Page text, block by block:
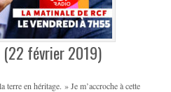
(22 février 2019)
en héritage. » Je m’accroche à cette